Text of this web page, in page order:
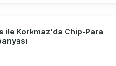
ile Korkmaz'da Chip-Para